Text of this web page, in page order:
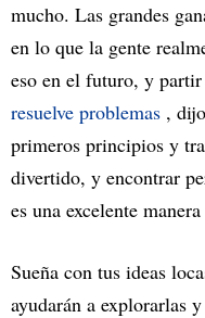
mucho. Las grandes
en lo que la gente
eso en el futuro, y
resuelve problemas , dijo
primeros principios y
divertido, y encontrar
es una excelente
Sueña con tus ideas
ayudarán a explorarlas